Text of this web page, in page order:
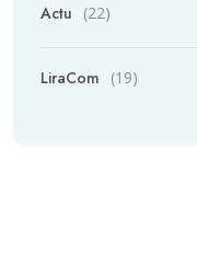
Actu (22)
LiraCom (19)